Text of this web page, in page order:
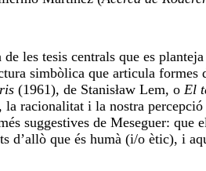
les tesis centrals que es
simbòlica que articula
(1961), de Stanisław Lem, o El
la racionalitat i la nostra
suggestives de Meseguer: que
d’allò que és humà (i/o ètic), i